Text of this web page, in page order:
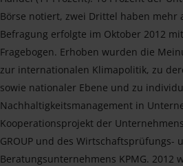
Börse notiert, zwei Drittel haben mehr
Befragung erfolgte im Oktober 2012
Fragebogen. Erhoben wurden die
zur internationalen Klimapolitik, zu
sowie nationaler Ebene und zu
Nachhaltigkeitsmanagement in
Kooperationsprojekt der
GROUP und des Wirtschaftsprüfungs-
Beratungsunternehmens KPMG. 2012